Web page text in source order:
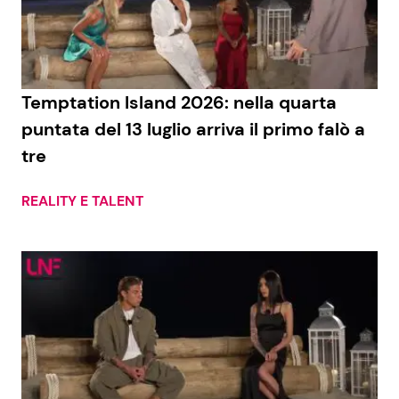
Economia
Persone Scomparse
Politica
Fiction e Serie TV
Programmi TV
Reality e Talent
News Cinema
News Musica
News Spettacolo
News dal mondo
Temptation Island 2026: nella quarta
puntata del 13 luglio arriva il primo falò a
tre
REALITY E TALENT